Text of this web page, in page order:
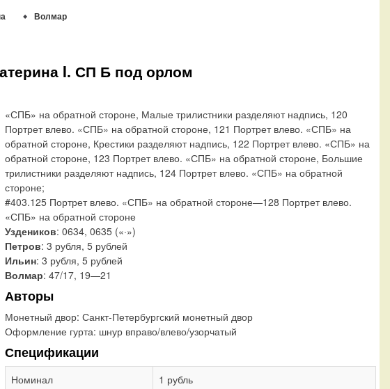
Волмар
I. СП Б под орлом
«СПБ» на обратной стороне, Малые трилистники разделяют надпись, 120
Портрет влево. «СПБ» на обратной стороне, 121 Портрет влево. «СПБ» на
обратной стороне, Крестики разделяют надпись, 122 Портрет влево. «СПБ» на
обратной стороне, 123 Портрет влево. «СПБ» на обратной стороне, Большие
трилистники разделяют надпись, 124 Портрет влево. «СПБ» на обратной
стороне;
#403.125 Портрет влево. «СПБ» на обратной стороне—128 Портрет влево.
«СПБ» на обратной стороне
Уздеников: 0634, 0635 («·»)
Петров: 3 рубля, 5 рублей
Ильин: 3 рубля, 5 рублей
Волмар: 47/17, 19—21
Авторы
Монетный двор: Санкт-Петербургский монетный двор
Оформление гурта: шнур вправо/влево/узорчатый
Спецификации
Номинал
1 рубль